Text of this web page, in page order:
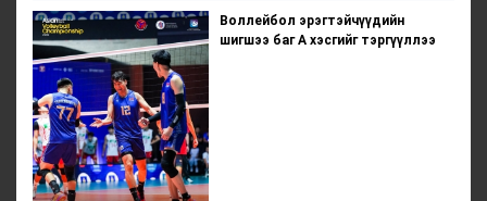
Воллейбол эрэгтэйчүүдийн
шигшээ баг А хэсгийг тэргүүллээ